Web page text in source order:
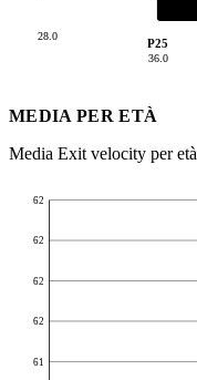
28.0
P25
36.0
MEDIA PER ETÀ
Media Exit velocity per età
61
62
62
62
62